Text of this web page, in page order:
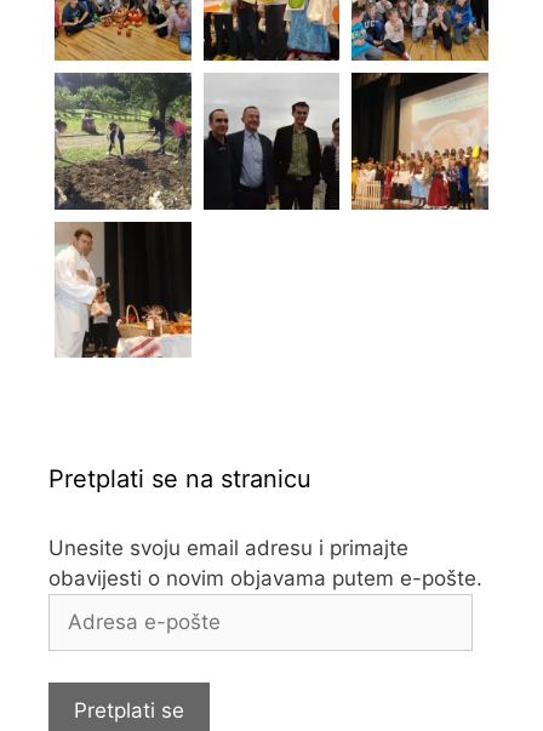
Pretplati se na stranicu
Unesite svoju email adresu i primajte
obavijesti o novim objavama putem e-pošte.
Adresa
Pretplati se